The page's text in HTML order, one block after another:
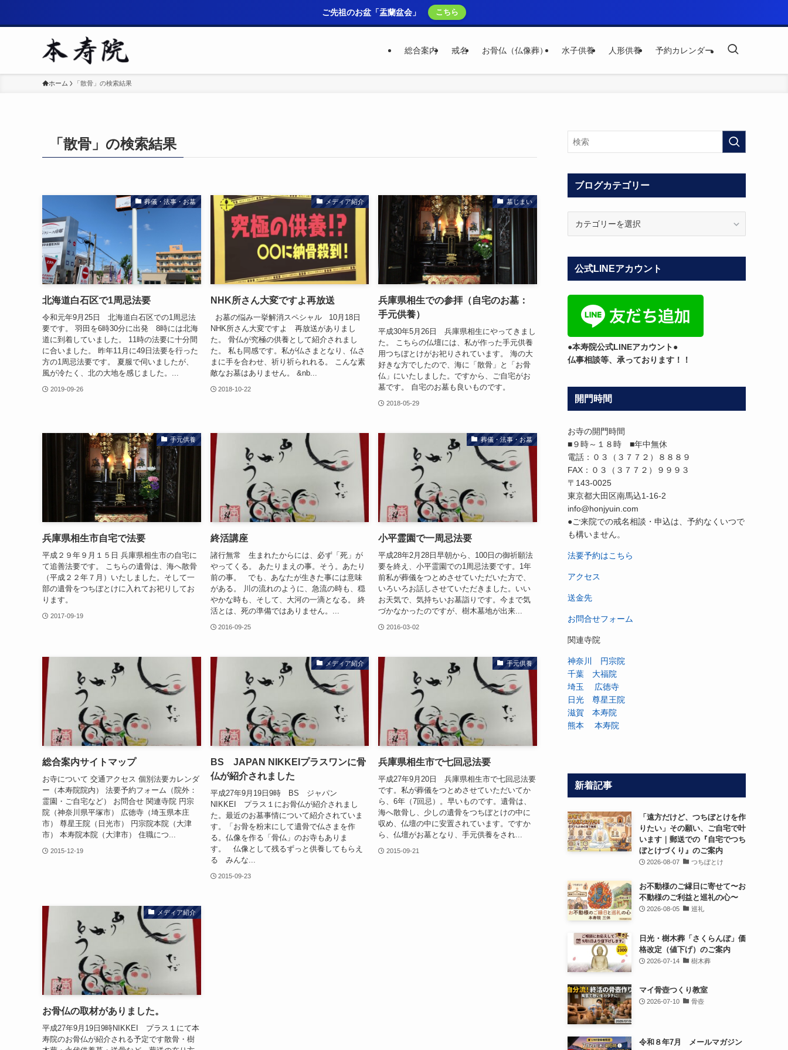
ご先祖のお盆「盂蘭盆会」 こちら
総合案内 戒名 お骨仏（仏像葬） 水子供養 人形供養 予約カレンダー
ホーム 「散骨」の検索結果
「散骨」の検索結果
葬儀・法事・お墓
北海道白石区で1周忌法要
令和元年9月25日 北海道白石区での1周忌法
要です。 羽田を6時30分に出発 8時には北海
道に到着していました。 11時の法要に十分間
に合いました。 昨年11月に49日法要を行った
方の1周忌法要です。 夏服で伺いましたが、
風が冷たく、北の大地を感じました。...
2019-09-26
メディア紹介
NHK所さん大変ですよ再放送
お墓の悩み一挙解消スペシャル 10月18日
NHK所さん大変ですよ 再放送がありまし
た。 骨仏が究極の供養として紹介されまし
た。 私も同感です。私が仏さまとなり、仏さ
まに手を合わせ、祈り祈られれる。 こんな素
敵なお墓はありません。 &nb...
2018-10-22
墓じまい
兵庫県相生での参拝（自宅のお墓：
手元供養）
平成30年5月26日 兵庫県相生にやってきまし
た。 こちらの仏壇には、私が作った手元供養
用つちぼとけがお祀りされています。 海の大
好きな方でしたので、海に「散骨」と「お骨
仏」にいたしました。ですから、ご自宅がお
墓です。 自宅のお墓も良いものです。
2018-05-29
手元供養
兵庫県相生市自宅で法要
平成２９年９月１５日 兵庫県相生市の自宅に
て追善法要です。 こちらの遺骨は、海へ散骨
（平成２２年７月）いたしました。そして一
部の遺骨をつちぼとけに入れてお祀りしてお
ります。
2017-09-19
終活講座
諸行無常 生まれたからには、必ず「死」が
やってくる。 あたりまえの事。そう。あたり
前の事。 でも、あなたが生きた事には意味
がある。 川の流れのように、急流の時も、穏
やかな時も、そして、大河の一滴となる。 終
活とは、死の準備ではありません。...
2016-09-25
葬儀・法事・お墓
小平霊園で一周忌法要
平成28年2月28日早朝から、100日の御祈願法
要を終え、小平霊園での1周忌法要です。1年
前私が葬儀をつとめさせていただいた方で、
いろいろお話しさせていただきました。いい
お天気で、気持ちいお墓詣りです。今まで気
づかなかったのですが、樹木墓地が出来...
2016-03-02
総合案内サイトマップ
お寺について 交通アクセス 個別法要カレンダ
ー（本寿院院内） 法要予約フォーム（院外：
霊園・ご自宅など） お問合せ 関連寺院 円宗
院（神奈川県平塚市） 広徳寺（埼玉県本庄
市） 尊星王院（日光市） 円宗院本院（大津
市） 本寿院本院（大津市） 住職につ...
2015-12-19
メディア紹介
BS JAPAN NIKKEIプラスワンに骨
仏が紹介されました
平成27年9月19日9時 BS ジャパン
NIKKEI プラス１にお骨仏が紹介されまし
た。最近のお墓事情について紹介されていま
す。「お骨を粉末にして遺骨で仏さまを作
る。仏像を作る「骨仏」のお寺もありま
す。 仏像として残るずっと供養してもらえ
る みんな...
2015-09-23
手元供養
兵庫県相生市で七回忌法要
平成27年9月20日 兵庫県相生市で七回忌法要
です。私が葬儀をつとめさせていただいてか
ら、6年（7回忌）。早いものです。遺骨は、
海へ散骨し、少しの遺骨をつちぼとけの中に
収め、仏壇の中に安置されています。ですか
ら、仏壇がお墓となり、手元供養をされ...
2015-09-21
メディア紹介
お骨仏の取材がありました。
平成27年9月19日9時NIKKEI プラス１にて本
寿院のお骨仏が紹介される予定です散骨・樹
ブログカテゴリー
カ
テ
ゴ
リ
公式LINEアカウント
●本寿院公式LINEアカウント●
仏事相談等、承っております！！
開門時間
お寺の開門時間
■９時～１８時 ■年中無休
電話：０３（３７７２）８８８９
FAX：０３（３７７２）９９９３
〒143-0025
東京都大田区南馬込1-16-2
info@honjyuin.com
●ご来院での戒名相談・申込は、予約なくいつで
も構いません。
法要予約はこちら
アクセス
送金先
お問合せフォーム
関連寺院
神奈川 円宗院
千葉 大福院
埼玉 広徳寺
日光 尊星王院
滋賀 本寿院
熊本 本寿院
新着記事
「遠方だけど、つちぼとけを作
りたい」その願い、ご自宅で叶
います｜郵送での『自宅でつち
ぼとけづくり』のご案内
2026-08-07 つちぼとけ
お不動様のご縁日に寄せて〜お
不動様のご利益と巡礼の心〜
2026-08-05 巡礼
日光・樹木葬「さくらんぼ」価
格改定（値下げ）のご案内
2026-07-14 樹木葬
マイ骨壺つくり教室
2026-07-10 骨壺
令和８年7月 メールマガジン